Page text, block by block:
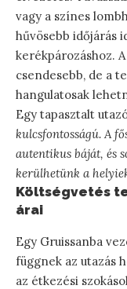
vagy a színes
hűvösebb időjárás
kerékpározáshoz.
csendesebb, de a
hangulatosak
Egy tapasztalt
kulcsfontosságú. A
autentikus báját, és
kerülhetünk a
Költségvetés
árai
Egy Gruissanba
függnek az utazás
az étkezési